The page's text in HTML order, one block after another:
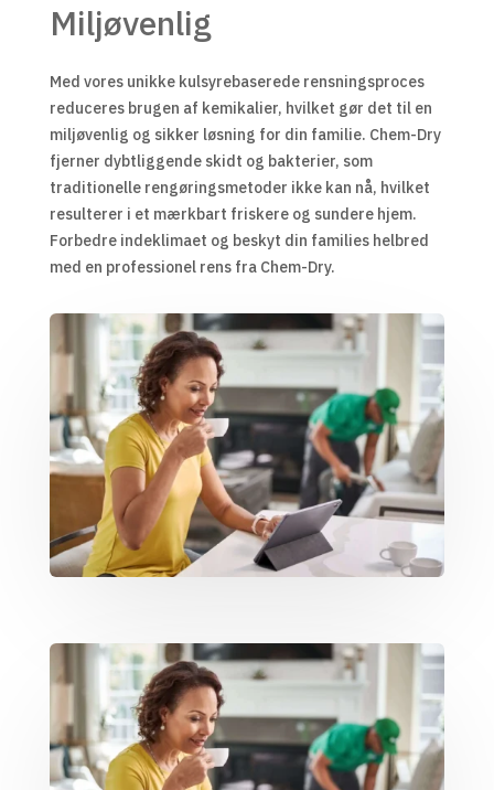
Miljøvenlig
Med vores unikke kulsyrebaserede rensningsproces
reduceres brugen af kemikalier, hvilket gør det til en
miljøvenlig og sikker løsning for din familie. Chem-Dry
fjerner dybtliggende skidt og bakterier, som
traditionelle rengøringsmetoder ikke kan nå, hvilket
resulterer i et mærkbart friskere og sundere hjem.
Forbedre indeklimaet og beskyt din families helbred
med en professionel rens fra Chem-Dry.